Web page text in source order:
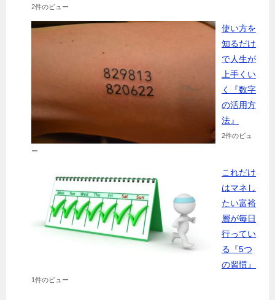
2件のビュー
使い方を
知るだけ
で人生が
上手くい
く『数字
の活用方
法』
2件のビュ
ー
これだけ
はマネし
たい富裕
層が毎日
行ってい
る『5つ
の習慣』
1件のビュー